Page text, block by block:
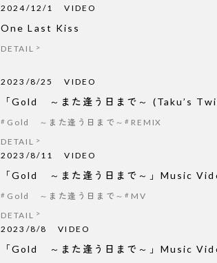
2024/12/1 VIDEO
One Last Kiss
DETAIL
2023/8/25 VIDEO
「Gold ～また逢う日まで～ (Taku’s
Gold ～また逢う日まで～
REMIX
DETAIL
2023/8/11
VIDEO
「Gold ～また逢う日まで～」Music
Gold ～また逢う日まで～
MV
DETAIL
2023/8/8
VIDEO
「Gold ～また逢う日まで～」Music